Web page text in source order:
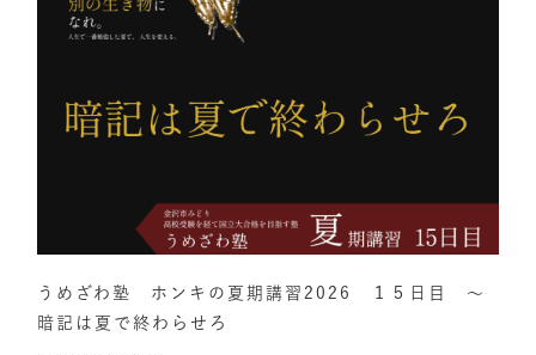
うめざわ塾 ホンキの夏期講習2026 １５日目 ～
暗記は夏で終わらせろ